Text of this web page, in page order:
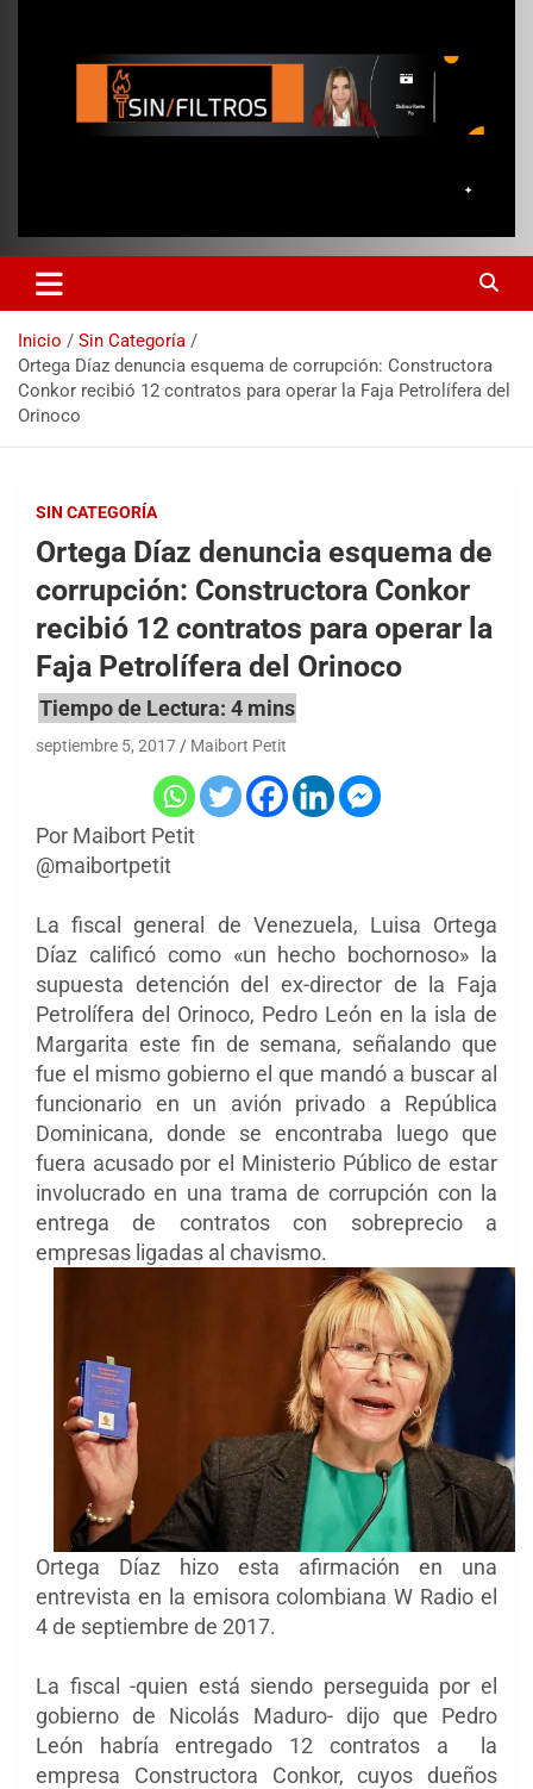
Inicio
Sin Categoría
Ortega Díaz denuncia esquema de corrupción: Constructora
Conkor recibió 12 contratos para operar la Faja Petrolífera del
Orinoco
SIN CATEGORÍA
Ortega Díaz denuncia esquema de
corrupción: Constructora Conkor
recibió 12 contratos para operar la
Faja Petrolífera del Orinoco
septiembre 5, 2017 Maibort Petit
Por Maibort Petit
@maibortpetit
La fiscal general de Venezuela, Luisa Ortega
Díaz calificó como «un hecho bochornoso» la
supuesta detención del ex-director de la Faja
Petrolífera del Orinoco, Pedro León en la isla de
Margarita este fin de semana, señalando que
fue el mismo gobierno el que mandó a buscar al
funcionario en un avión privado a República
Dominicana, donde se encontraba luego que
fuera acusado por el Ministerio Público de estar
involucrado en una trama de corrupción con la
entrega de contratos con sobreprecio a
empresas ligadas al chavismo.
Ortega Díaz hizo esta afirmación en una
entrevista en la emisora colombiana W Radio el
4 de septiembre de 2017.
La fiscal -quien está siendo perseguida por el
gobierno de Nicolás Maduro- dijo que Pedro
León habría entregado 12 contratos a la
empresa Constructora Conkor, cuyos dueños